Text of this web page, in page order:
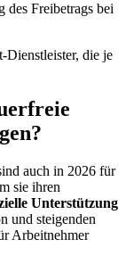
Freibetrags bei
die je
auch in 2026 für
sie ihren
Unterstützung
und steigenden
Arbeitnehmer